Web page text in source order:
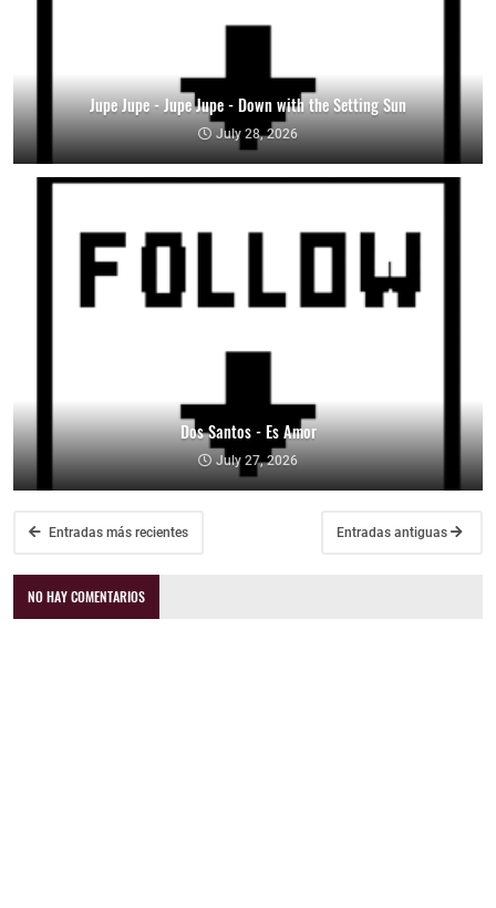
Jupe Jupe - Jupe Jupe - Down with the Setting Sun
July 28, 2026
Dos Santos - Es Amor
July 27, 2026
Entradas más recientes Entradas antiguas
NO HAY COMENTARIOS